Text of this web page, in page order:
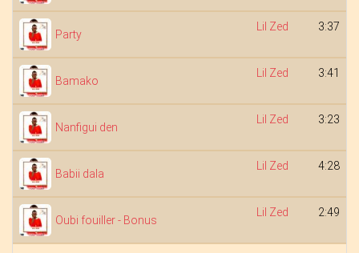
Party
Lil Zed 3:37
Bamako
Lil Zed 3:41
Nanfigui den
Lil Zed 3:23
Babii dala
Lil Zed 4:28
Oubi fouiller - Bonus
Lil Zed 2:49